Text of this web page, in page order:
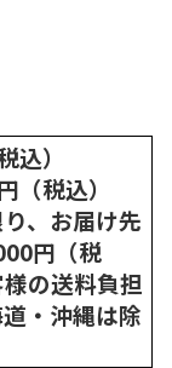
）
税込）
、お届け先
円（税
の送料負担
・沖縄は除